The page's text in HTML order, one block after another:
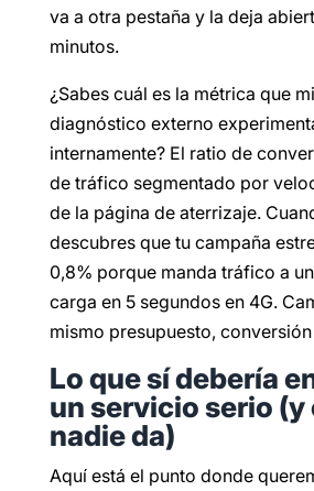
va a otra pestaña y la deja
minutos.
¿Sabes cuál es la métrica que
diagnóstico externo
internamente? El ratio de
de tráfico segmentado por
de la página de aterrizaje.
descubres que tu campaña
0,8% porque manda tráfico a
carga en 5 segundos en 4G.
mismo presupuesto,
Lo que sí debería
un servicio serio (y
nadie da)
Aquí está el punto donde